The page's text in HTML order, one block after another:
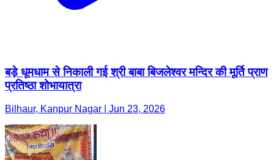
बड़े धूमधाम से निकाली गई श्री बाबा बिजलेश्वर मन्दिर की मूर्ति प्राण
प्रतिष्ठा शोभायात्रा
Bilhaur, Kanpur Nagar | Jun 23, 2026